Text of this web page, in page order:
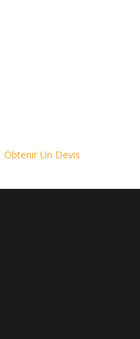
Obtenir Un Devis